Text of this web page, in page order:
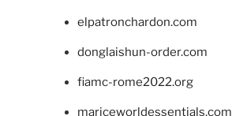
elpatronchardon.com
donglaishun-order.com
fiamc-rome2022.org
mariceworldessentials.com